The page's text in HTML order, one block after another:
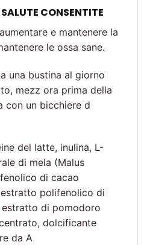
CONSENTITE
e mantenere la
le ossa sane.
una bustina al giorno
mezz ora prima della
con un bicchiere d
​​del latte, inulina, L-
di mela (Malus
di cacao
polifenolico di
estratto di pomodoro
dolcificante
da A